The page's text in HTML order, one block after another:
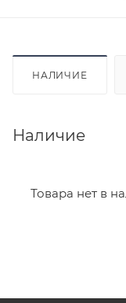
НАЛИЧИЕ
Наличие
Товара нет в